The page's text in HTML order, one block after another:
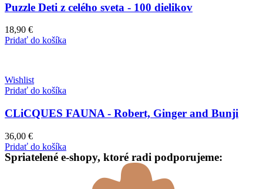
Puzzle Deti z celého sveta - 100 dielikov
18,90 €
Pridať do košíka
Wishlist
Pridať do košíka
CLiCQUES FAUNA - Robert, Ginger and Bunji
36,00 €
Pridať do košíka
Spriatelené e-shopy, ktoré radi podporujeme: